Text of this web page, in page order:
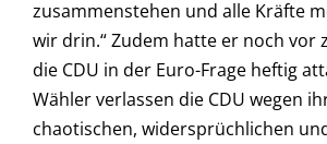
zusammenstehen und alle Kräfte
wir drin.“ Zudem hatte er noch vor
die CDU in der Euro-Frage heftig
Wähler verlassen die CDU wegen
chaotischen, widersprüchlichen